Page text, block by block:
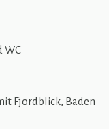
WC
Fjordblick, Baden